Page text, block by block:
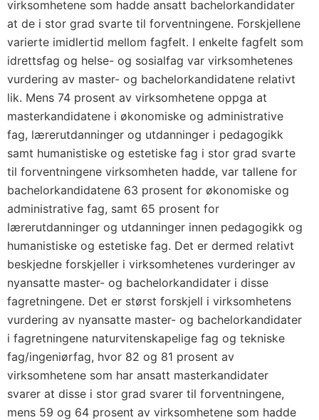
virksomhetene som hadde ansatt bachelorkandidater
at de i stor grad svarte til forventningene. Forskjellene
varierte imidlertid mellom fagfelt. I enkelte fagfelt som
idrettsfag og helse- og sosialfag var virksomhetenes
vurdering av master- og bachelorkandidatene relativt
lik. Mens 74 prosent av virksomhetene oppga at
masterkandidatene i økonomiske og administrative
fag, lærerutdanninger og utdanninger i pedagogikk
samt humanistiske og estetiske fag i stor grad svarte
til forventningene virksomheten hadde, var tallene for
bachelorkandidatene 63 prosent for økonomiske og
administrative fag, samt 65 prosent for
lærerutdanninger og utdanninger innen pedagogikk og
humanistiske og estetiske fag. Det er dermed relativt
beskjedne forskjeller i virksomhetenes vurderinger av
nyansatte master- og bachelorkandidater i disse
fagretningene. Det er størst forskjell i virksomhetens
vurdering av nyansatte master- og bachelorkandidater
i fagretningene naturvitenskapelige fag og tekniske
fag/ingeniørfag, hvor 82 og 81 prosent av
virksomhetene som har ansatt masterkandidater
svarer at disse i stor grad svarer til forventningene,
mens 59 og 64 prosent av virksomhetene som hadde